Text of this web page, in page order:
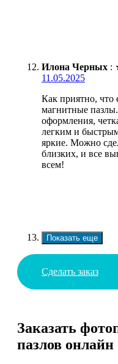
Илона Черных :
11.05.2025
Как приятно, что
магнитные
оформления,
легким и
яркие. Можно
близких, и все
всем!
Показать еще
Сделать заказ
Заказать
пазлов онлайн